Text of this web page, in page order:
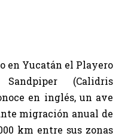
en Yucatán el Playero
(Calidris
en inglés, un ave
migración anual de
km entre sus zonas